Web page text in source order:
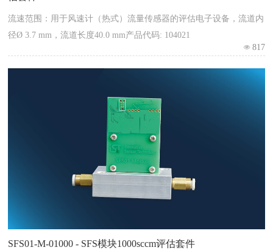
流速范围：用于风速计（热式）流量传感器的评估电子设备，流道内
径Ø 3.7 mm，流道长度40.0 mm产品代码: 104021
817
SFS01-M-01000 - SFS模块1000sccm评估套件